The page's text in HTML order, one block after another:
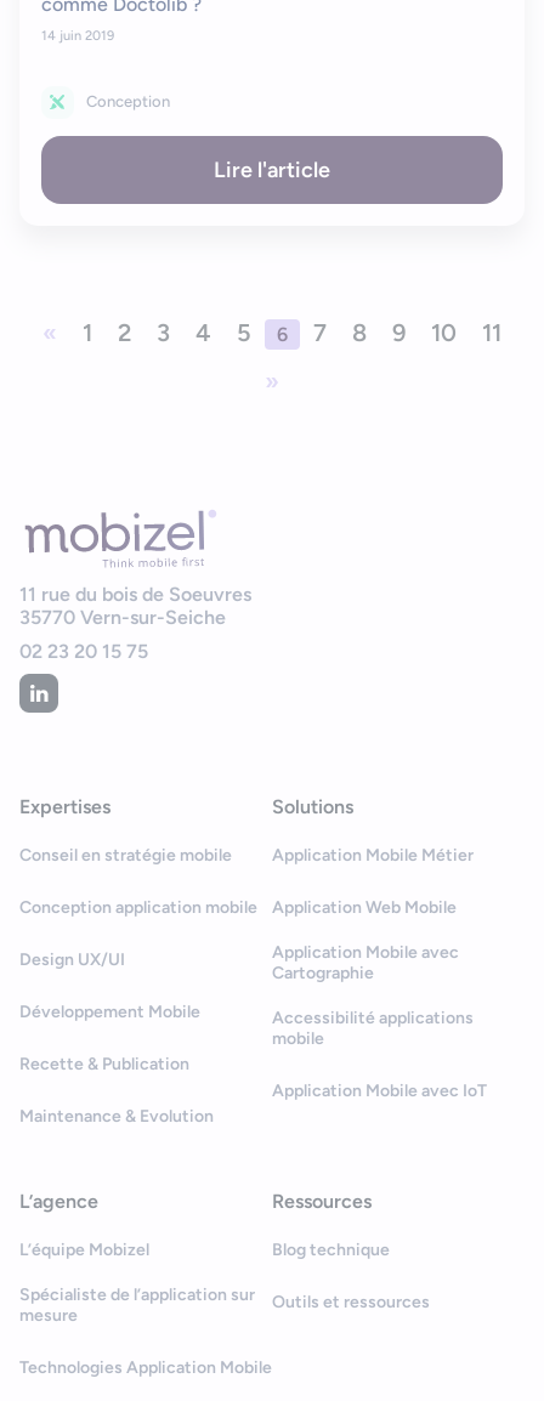
14 juin 2019
Conception
Lire l'article
« 1 2 3 4 5 6 7 8 9 10
11
»
11 rue du bois de Soeuvres
35770 Vern-sur-Seiche
02 23 20 15 75
Expertises
Conseil en stratégie mobile
Conception application mobile
Design UX/UI
Développement Mobile
Recette & Publication
Maintenance & Evolution
Solutions
Application Mobile Métier
Application Web Mobile
Application Mobile avec
Cartographie
Accessibilité applications
mobile
Application Mobile avec IoT
L’agence
L’équipe Mobizel
Spécialiste de l’application sur
mesure
Technologies Application Mobile
Ressources
Blog technique
Outils et ressources